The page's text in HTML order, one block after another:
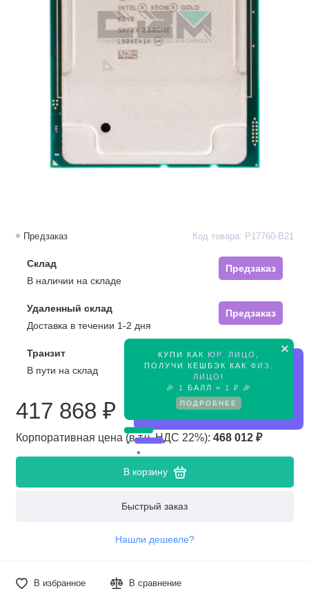
×
КУПИ КАК ЮР. ЛИЦО
ПОЛУЧИ КЕШБЭК КАК ФИЗ.
ЛИЦО !
🎉
1 БАЛЛ = 1 ₽ 🎉
ПОДРОБНЕЕ
Предзаказ Код товара: P17760-B21
Склад
Предзаказ
В наличии на складе
Удаленный склад
Предзаказ
Доставка в течении 1-2 дня
Транзит
Предзаказ
В пути на склад
417 868 ₽
Корпоративная цена (в т.ч. НДС 22%): 468 012 ₽
В корзину
Быстрый заказ
Нашли дешевле?
В избранное В сравнение